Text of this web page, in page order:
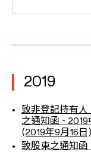
2019
致非登記持有人
之通知函 -
(2019年9月16日)
致股東之通知函